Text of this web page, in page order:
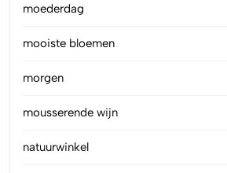
moederdag
mooiste bloemen
morgen
mousserende wijn
natuurwinkel